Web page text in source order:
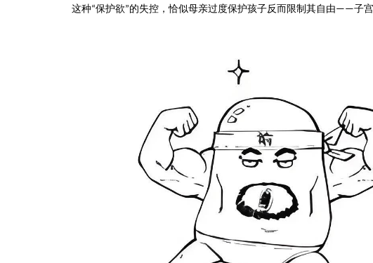
这种“保护欲”的失控，恰似母亲过度保护孩子反而限制其自由——子